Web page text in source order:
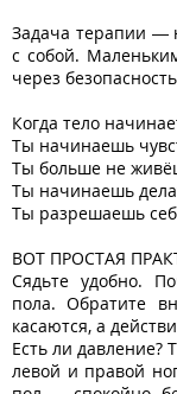
Задача терапии —
с собой.
через
Когда тело
Ты начинаешь
Ты больше не
Ты начинаешь
Ты разрешаешь
ВОТ ПРОСТАЯ
Сядьте удобно.
пола. Обратите
касаются, а
Есть ли
левой и правой